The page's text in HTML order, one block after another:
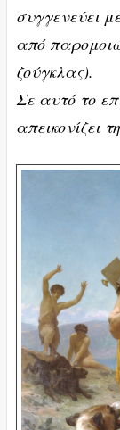
συγγενεύει
από
ζούγκλας).
Σε αυτό το
απεικονίζει